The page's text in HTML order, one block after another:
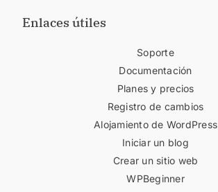
Enlaces útiles
Soporte
Documentación
Planes y precios
Registro de cambios
Alojamiento de WordPress
Iniciar un blog
Crear un sitio web
WPBeginner